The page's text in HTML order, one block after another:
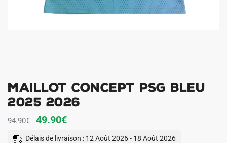
Maillot Concept PSG Bleu
2025 2026
94.90€
Le
prix
49.90€Le
prix
Délais de livraison : 12 Août 2026 - 18 Août 2026